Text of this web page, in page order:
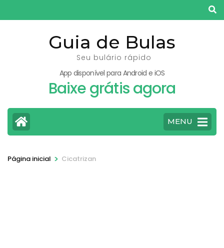
para
Guia de Bulas
Seu bulário rápido
App disponível para Android e iOS
Baixe grátis agora
MENU
Página inicial > Cicatrizan